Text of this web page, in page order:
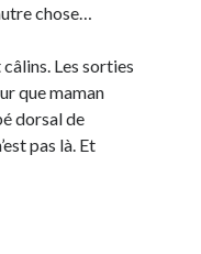
chose…
Les sorties
que maman
dorsal de
pas là. Et